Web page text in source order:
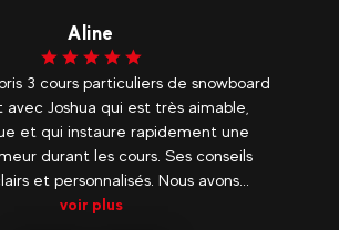
Aline
3 cours particuliers de snowboard
Joshua qui est très aimable,
et qui instaure rapidement une
durant les cours. Ses conseils
et personnalisés. Nous avons...
voir plus